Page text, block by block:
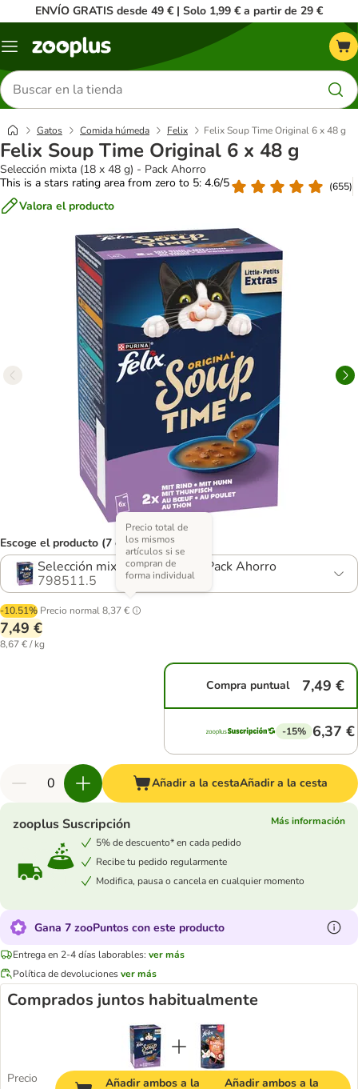
ENVÍO GRATIS desde 49 € | Solo 1,99 € a partir de 29 €
Menú
Buscar
productos
Gatos Comida húmeda Felix Felix Soup Time Original 6 x 48 g
Felix Soup Time Original 6 x 48 g
Selección mixta (18 x 48 g) - Pack Ahorro
This is a stars rating area from zero to 5: 4.6/5
(655)
Valora el producto
Escoge el producto (7 opciones)
Selección mixta (18 x 48 g) - Pack Ahorro
798511.5
-10.51% Precio normal8,37 €
Precio total de
los mismos
artículos si se
compran de
forma individual
7,49 €
8,67 € / kg
Compra puntual 7,49 €
-15% 6,37 €
Añadir a la cestaAñadir a la cesta
zooplus Suscripción
Más información
5% de descuento* en cada pedido
Recibe tu pedido regularmente
Modifica, pausa o cancela en cualquier momento
Gana 7 zooPuntos con este producto
Entrega en 2-4 días laborables: ver más
Política de devolucionesver más
Comprados juntos habitualmente
Precio
Añadir ambos a la
Añadir ambos a la